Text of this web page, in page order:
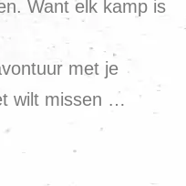
Want elk kamp is
met je
wilt missen …